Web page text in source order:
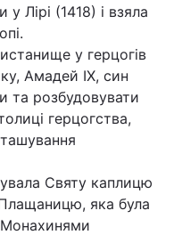
Лірі (1418) і взяла
у герцогів
Амадей ІХ, син
та розбудовувати
герцогства,
Святу каплицю
яка була
Монахинями